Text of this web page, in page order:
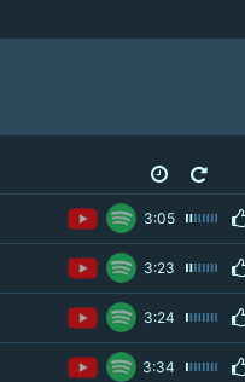
3:05
3:23
3:24
3:34